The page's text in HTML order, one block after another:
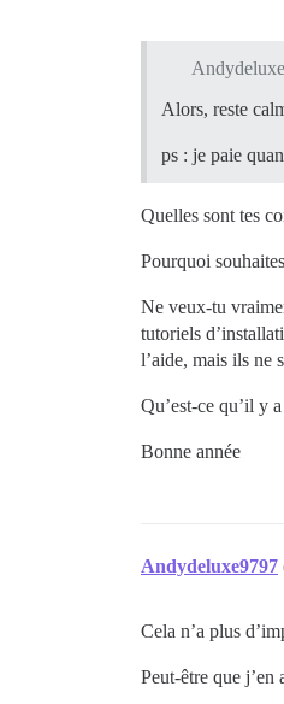
Alors, reste
ps : je paie
Quelles sont tes
Pourquoi
Ne veux-tu
tutoriels
l’aide, mais ils ne
Qu’est-ce qu’il y
Bonne année
Andydeluxe9797
Cela n’a plus
Peut-être que j’en